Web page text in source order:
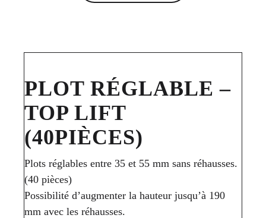
PLOT RÉGLABLE –
TOP LIFT
(40PIÈCES)
Plots réglables entre 35 et 55 mm sans réhausses.
(40 pièces)
Possibilité d’augmenter la hauteur jusqu’à 190
mm avec les réhausses.